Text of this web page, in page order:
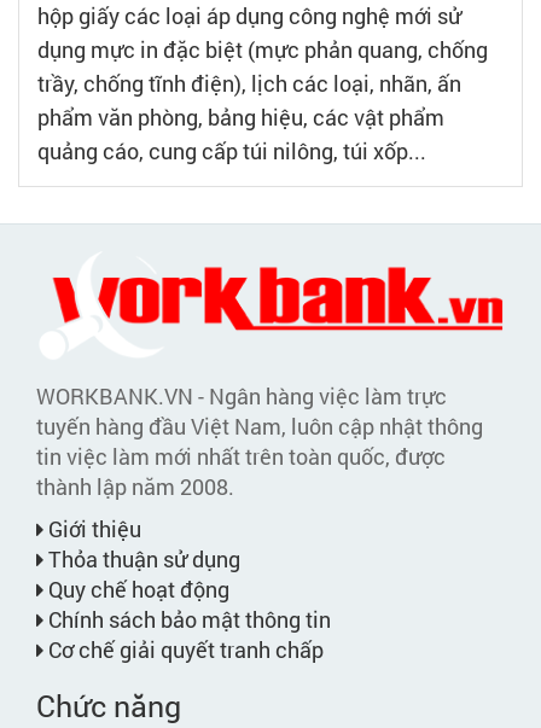
hộp giấy các loại áp dụng công nghệ mới sử
dụng mực in đặc biệt (mực phản quang, chống
trầy, chống tĩnh điện), lịch các loại, nhãn, ấn
phẩm văn phòng, bảng hiệu, các vật phẩm
quảng cáo, cung cấp túi nilông, túi xốp...
WORKBANK.VN - Ngân hàng việc làm trực
tuyến hàng đầu Việt Nam, luôn cập nhật thông
tin việc làm mới nhất trên toàn quốc, được
thành lập năm 2008.
Giới thiệu
Thỏa thuận sử dụng
Quy chế hoạt động
Chính sách bảo mật thông tin
Cơ chế giải quyết tranh chấp
Chức năng